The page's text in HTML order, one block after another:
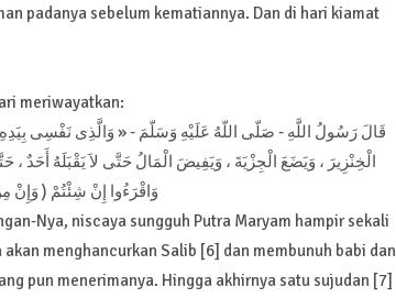
padanya sebelum kematiannya. Dan di hari kiamat
meriwayatkan:
قَالَ رَسُولُ اللَّهِ - صَلّى اللّهُ عَلَيْهِ وَسَلّمَ - « وَالَّذِى نَفْسِى
الْخِنْزِيرَ ، وَيَضَعَ الْجِزْيَةَ ، وَيَفِيضَ الْمَالُ حَتَّى لاَ يَقْبَلَهُ أَحَدٌ ،
وَاقْرَءُوا إِنْ شِئْتُمْ ( وَإِنْ
menghancurkan Salib [6] dan membunuh babi dan
pun menerimanya. Hingga akhirnya satu sujudan [7]